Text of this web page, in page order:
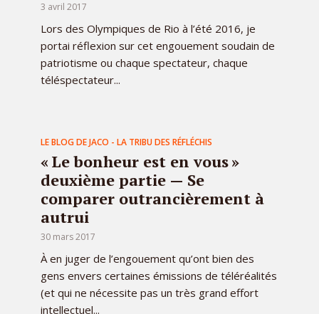
3 avril 2017
Lors des Olympiques de Rio à l’été 2016, je
portai réflexion sur cet engouement soudain de
patriotisme ou chaque spectateur, chaque
téléspectateur...
LE BLOG DE JACO - LA TRIBU DES RÉFLÉCHIS
« Le bonheur est en vous »
deuxième partie — Se
comparer outrancièrement à
autrui
30 mars 2017
À en juger de l’engouement qu’ont bien des
gens envers certaines émissions de téléréalités
(et qui ne nécessite pas un très grand effort
intellectuel...